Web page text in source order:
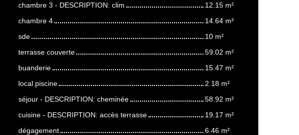
chambre 3 - DESCRIPTION: clim
12.15 m²
chambre 4
14.64 m²
sde
10 m²
terrasse couverte
59.02 m²
buanderie
15.47 m²
local piscine
2.18 m²
séjour - DESCRIPTION: cheminée
58.92 m²
cuisine - DESCRIPTION: accès terrasse
19.17 m²
dégagement
6.46 m²